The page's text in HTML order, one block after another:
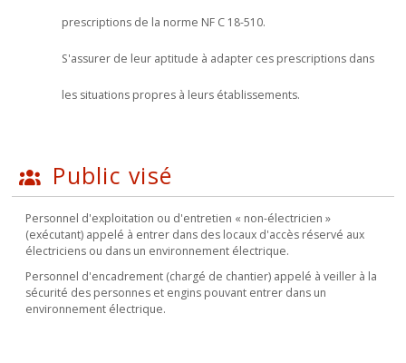
prescriptions de la norme NF C 18-510.
S'assurer de leur aptitude à adapter ces prescriptions dans
les situations propres à leurs établissements.
Public visé
Personnel d'exploitation ou d'entretien « non-électricien »
(exécutant) appelé à entrer dans des locaux d'accès réservé aux
électriciens ou dans un environnement électrique.
Personnel d'encadrement (chargé de chantier) appelé à veiller à la
sécurité des personnes et engins pouvant entrer dans un
environnement électrique.